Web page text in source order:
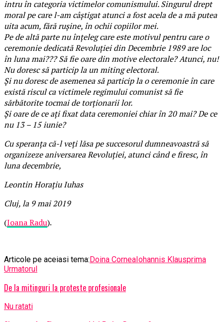
intru în categoria victimelor comunismului. Singurul drept
moral pe care l-am câştigat atunci a fost acela de a mă putea
uita acum, fără ruşine, în ochii copiilor mei.
Pe de altă parte nu înţeleg care este motivul pentru care o
ceremonie dedicată Revoluţiei din Decembrie 1989 are loc
în luna mai??? Să fie oare din motive electorale? Atunci, nu!
Nu doresc să particip la un miting electoral.
Şi nu doresc de asemenea să particip la o ceremonie în care
există riscul ca victimele regimului comunist să fie
sărbătorite tocmai de torţionarii lor.
Şi oare de ce aţi fixat data ceremoniei chiar în 20 mai? De ce
nu 13 – 15 iunie?
Cu speranţa că-l veţi lăsa pe succesorul dumneavoastră să
organizeze aniversarea Revoluţiei, atunci când e firesc, în
luna decembrie,
Leontin Horaţiu Iuhas
Cluj, la 9 mai 2019
(Ioana Radu).
Articole pe aceiasi tema:Doina CorneaIohannis Klausprima
Urmatorul
De la mitinguri la proteste profesionale
Nu ratati